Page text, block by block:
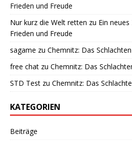
Frieden und Freude
Nur kurz die Welt retten zu Ein
Frieden und Freude
sagame zu Chemnitz: Das
free chat zu Chemnitz: Das
STD Test zu Chemnitz: Das
KATEGORIEN
Beiträge